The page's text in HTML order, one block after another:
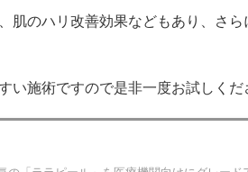
肌のハリ改善効果などもあり、さ
施術ですので是非一度お試しくだ